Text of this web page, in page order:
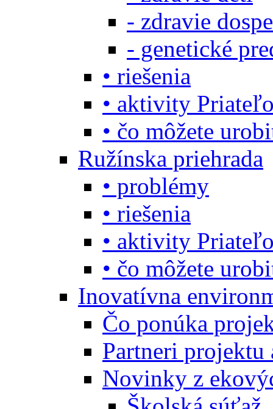
- zdravie
- genetické
• riešenia
• aktivity
• čo môžete
Ružínska priehrada
• problémy
• riešenia
• aktivity
• čo môžete
Inovatívna
Čo ponúka
Partneri projektu
Novinky z